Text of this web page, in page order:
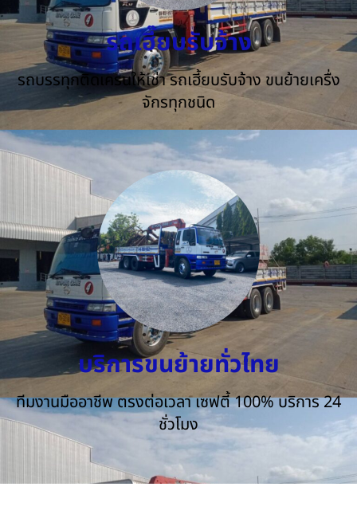
รถเฮี๊ยบรับจ้าง
รถบรรทุกติดเครนให้เช่า รถเฮี้ยบรับจ้าง ขนย้ายเครื่ง
จักรทุกชนิด
บริการขนย้ายทั่วไทย
ทีมงานมืออาชีพ ตรงต่อเวลา เซฟตี้ 100% บริการ 24
ชั่วโมง